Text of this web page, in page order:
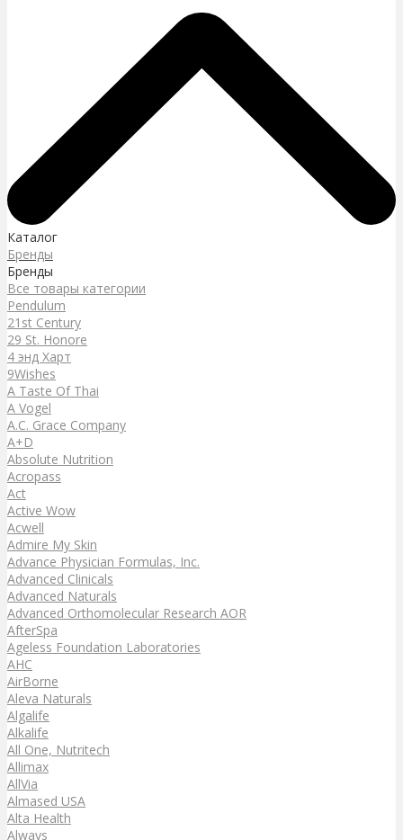
Каталог
Бренды
Бренды
Все товары категории
Pendulum
21st Century
29 St. Honore
4 энд Харт
9Wishes
A Taste Of Thai
A Vogel
A.C. Grace Company
A+D
Absolute Nutrition
Acropass
Act
Active Wow
Acwell
Admire My Skin
Advance Physician Formulas, Inc.
Advanced Clinicals
Advanced Naturals
Advanced Orthomolecular Research AOR
AfterSpa
Ageless Foundation Laboratories
AHC
AirBorne
Aleva Naturals
Algalife
Alkalife
All One, Nutritech
Allimax
AllVia
Almased USA
Alta Health
Always